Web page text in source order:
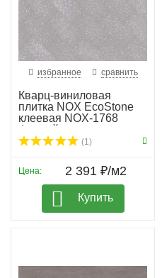
избранное сравнить
Кварц-виниловая
плитка NOX EcoStone
клеевая NOX-1768
Фицрой
(1)
Цена: 2 391 ₽/м2
Купить